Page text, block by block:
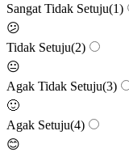
Sangat Tidak Setuju(1)
😕
Tidak Setuju(2)
😐
Agak Tidak Setuju(3)
🙂
Agak Setuju(4)
😊